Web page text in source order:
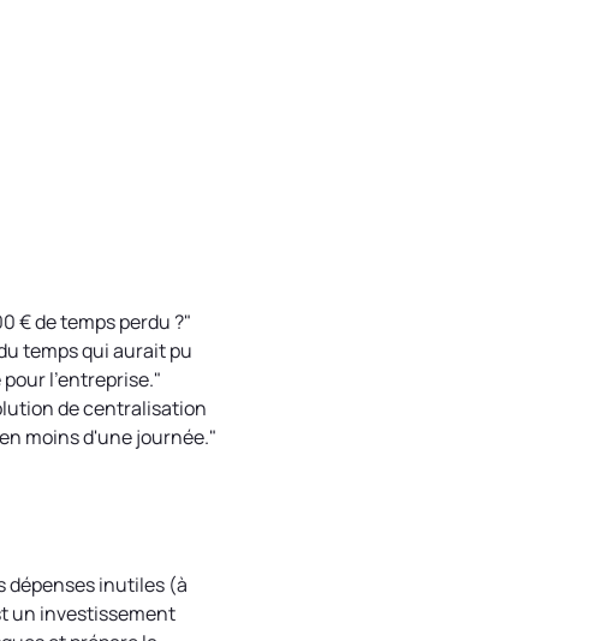
€ de temps perdu ?"
temps qui aurait pu
l'entreprise."
de centralisation
moins d'une journée."
dépenses inutiles (à
un investissement